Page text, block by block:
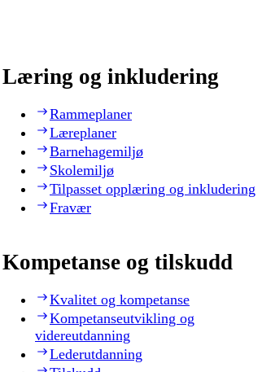
Læring og inkludering
Rammeplaner
Læreplaner
Barnehagemiljø
Skolemiljø
Tilpasset opplæring og inkludering
Fravær
Kompetanse og tilskudd
Kvalitet og kompetanse
Kompetanseutvikling og
videreutdanning
Lederutdanning